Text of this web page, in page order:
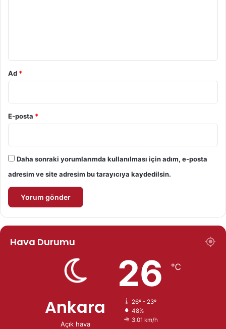
Ad *
E-posta *
Daha sonraki yorumlarımda kullanılması için adım, e-posta
adresim ve site adresim bu tarayıcıya kaydedilsin.
Hava Durumu
Ankara
Açık hava
26 ℃
26º - 23º
48%
3.01 km/h